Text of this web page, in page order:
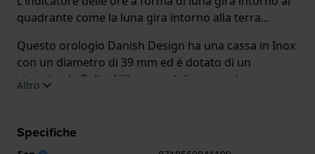
quadrante come la luna gira intorno alla terra...
Questo orologio Danish Design ha una cassa in Inox
con un diametro di 39 mm ed è dotato di un
cinturino in Pelle. All'interno della cassa si trova un
L'orologio è impermeabile a 3ATM. Questo significa
Altro
Specifiche